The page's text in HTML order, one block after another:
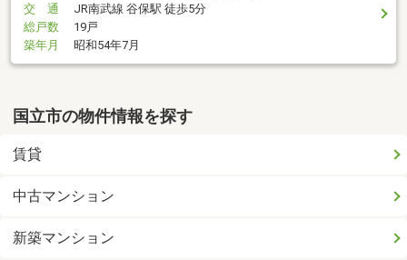
交 通
JR南武線 谷保駅 徒歩5分
総戸数
19戸
築年月
昭和54年7月
国立市の物件情報を探す
賃貸
中古マンション
新築マンション